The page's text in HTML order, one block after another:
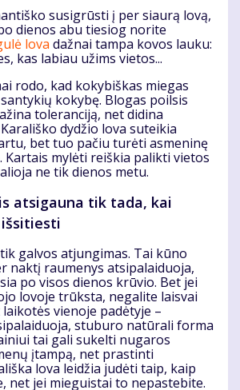
susigrūsti į per siaurą lovą,
dienos abu tiesiog norite
lova dažnai tampa kovos lauku:
kas labiau užims vietos...
rodo, kad kokybiškas miegas
kokybę. Blogas poilsis
toleranciją, net didina
dydžio lova suteikia
bet tuo pačiu turėti asmeninę
Kartais mylėti reiškia palikti vietos
ne tik dienos metu.
atsigauna tik tada, kai
galvos atjungimas. Tai kūno
naktį raumenys atsipalaiduoja,
po visos dienos krūvio. Bet jei
lovoje trūksta, negalite laisvai
vienoje padėtyje –
stuburo natūrali forma
tai gali sukelti nugaros
įtampą, net prastinti
lova leidžia judėti taip, kaip
net jei mieguistai to nepastebite.